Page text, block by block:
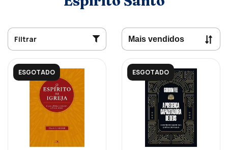
Filtrar
ESGOTADO ESGOTADO